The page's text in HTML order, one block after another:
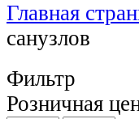
Главная
санузлов
Фильтр
Розничная